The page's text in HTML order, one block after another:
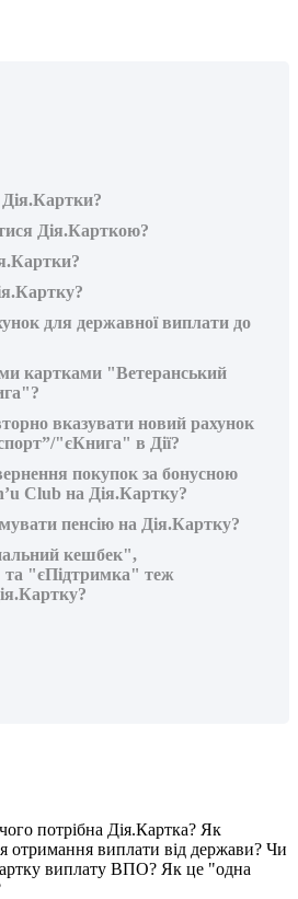
Дія.Картки?
Дія.Карткою?
для державної виплати до
картками "Ветеранський
вказувати новий рахунок
"єКнига" в Дії?
покупок за бонусною
Club на Дія.Картку?
пенсію на Дія.Картку?
кешбек",
та "єПідтримка" теж
чого потрібна Дія.Картка? Як
я отримання виплати від держави? Чи
артку виплату ВПО? Як це "одна